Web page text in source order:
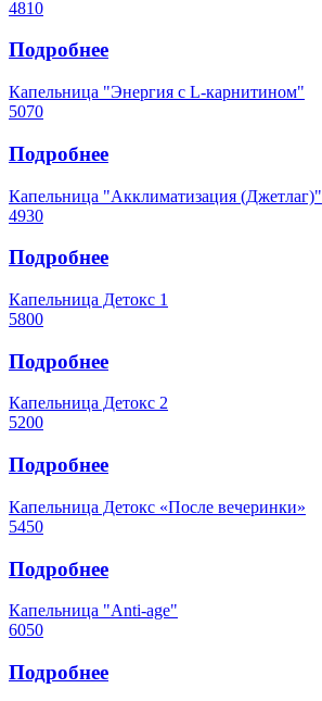
4810
Подробнее
Капельница "Энергия с L-карнитином"
5070
Подробнее
Капельница "Акклиматизация (Джетлаг)"
4930
Подробнее
Капельница Детокс 1
5800
Подробнее
Капельница Детокс 2
5200
Подробнее
Капельница Детокс «После вечеринки»
5450
Подробнее
Капельница "Аnti-age"
6050
Подробнее